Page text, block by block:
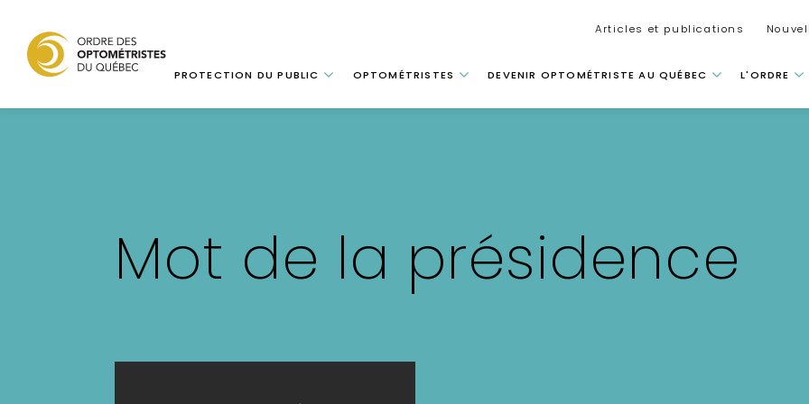
au
Articles et publications
Navigation principale
PROTECTION DU PUBLIC OPTOMÉTRISTES DEVENIR OPTOMÉTRISTE AU QUÉBEC L'ORDRE
Mot de la présidence